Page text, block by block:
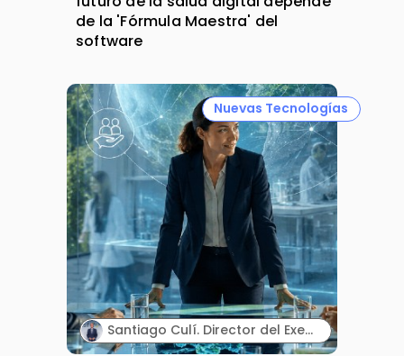
de la 'Fórmula Maestra' del
software
Nuevas Tecnologías
Santiago Culí. Director del Executive Program en Asuntos Públicos y Comunicación en la Industria Farmacéutica de Cesif.